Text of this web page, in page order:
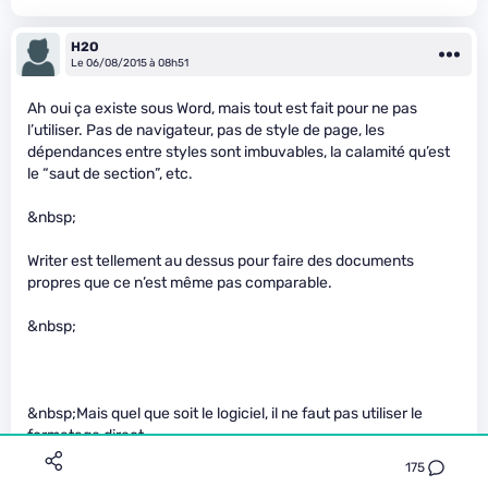
175
H2O
Le 06/08/2015 à 08h51
Ah oui ça existe sous Word, mais tout est fait pour ne pas
l’utiliser. Pas de navigateur, pas de style de page, les
dépendances entre styles sont imbuvables, la calamité qu’est
le “saut de section”, etc.
&nbsp;
Writer est tellement au dessus pour faire des documents
propres que ce n’est même pas comparable.
&nbsp;
&nbsp;Mais quel que soit le logiciel, il ne faut pas utiliser le
formatage direct.